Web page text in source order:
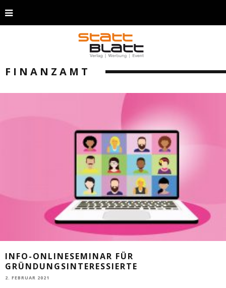
FINANZAMT
INFO-ONLINESEMINAR FÜR
GRÜNDUNGSINTERESSIERTE
2. FEBRUAR 2021